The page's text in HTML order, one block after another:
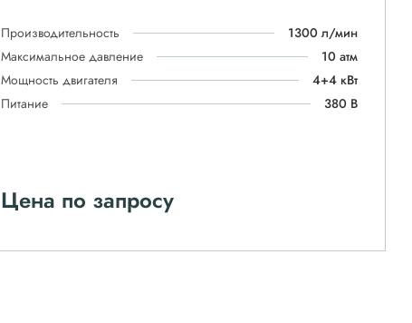
Производительность
1300 л/мин
Максимальное давление
10 атм
Мощность двигателя
4+4 кВт
Питание
380 В
Цена по запросу